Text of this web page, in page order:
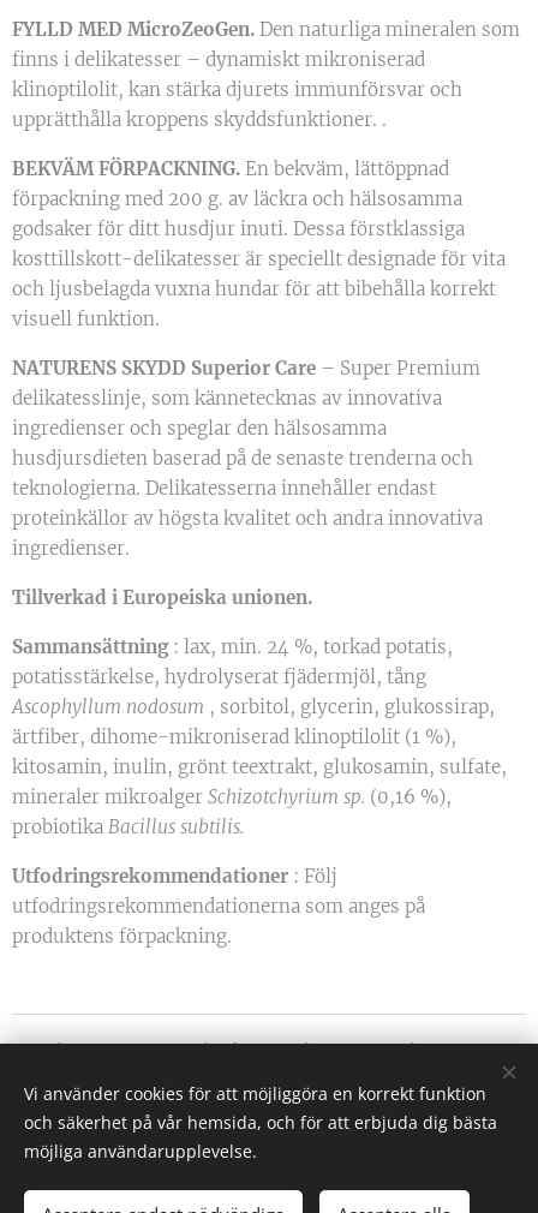
FYLLD MED MicroZeoGen. Den naturliga mineralen som
finns i delikatesser – dynamiskt mikroniserad
klinoptilolit, kan stärka djurets immunförsvar och
upprätthålla kroppens skyddsfunktioner. .
BEKVÄM FÖRPACKNING. En bekväm, lättöppnad
förpackning med 200 g. av läckra och hälsosamma
godsaker för ditt husdjur inuti. Dessa förstklassiga
kosttillskott-delikatesser är speciellt designade för vita
och ljusbelagda vuxna hundar för att bibehålla korrekt
visuell funktion.
NATURENS SKYDD Superior Care – Super Premium
delikatesslinje, som kännetecknas av innovativa
ingredienser och speglar den hälsosamma
husdjursdieten baserad på de senaste trenderna och
teknologierna. Delikatesserna innehåller endast
proteinkällor av högsta kvalitet och andra innovativa
ingredienser.
Tillverkad i Europeiska unionen.
Sammansättning: lax, min. 24 %, torkad potatis,
potatisstärkelse, hydrolyserat fjädermjöl, tång
Ascophyllum nodosum , sorbitol, glycerin, glukossirap,
ärtfiber, dihome-mikroniserad klinoptilolit (1 %),
kitosamin, inulin, grönt teextrakt, glukosamin, sulfate,
mineraler mikroalger Schizotchyrium sp. (0,16 %),
probiotika Bacillus subtilis.
Utfodringsrekommendationer : Följ
utfodringsrekommendationerna som anges på
produktens förpackning.
https://www.facebook.com/WhiteDiamondDreams
https://www.instagram.com/whitediamonddreams
Cookies
Vi använder cookies för att möjliggöra en korrekt funktion
och säkerhet på vår hemsida, och för att erbjuda dig bästa
möjliga användarupplevelse.